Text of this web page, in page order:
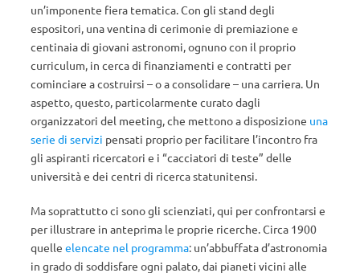
un’imponente fiera tematica. Con gli stand degli
espositori, una ventina di cerimonie di premiazione e
centinaia di giovani astronomi, ognuno con il proprio
curriculum, in cerca di finanziamenti e contratti per
cominciare a costruirsi – o a consolidare – una carriera. Un
aspetto, questo, particolarmente curato dagli
organizzatori del meeting, che mettono a disposizione una
serie di servizi pensati proprio per facilitare l’incontro fra
gli aspiranti ricercatori e i “cacciatori di teste” delle
università e dei centri di ricerca statunitensi.
Ma soprattutto ci sono gli scienziati, qui per confrontarsi e
per illustrare in anteprima le proprie ricerche. Circa 1900
quelle elencate nel programma: un’abbuffata d’astronomia
in grado di soddisfare ogni palato, dai pianeti vicini alle